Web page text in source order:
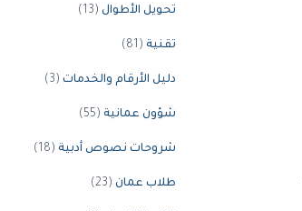
تحويل الأطوال (13)
تقنية (81)
دليل الأرقام والخدمات (3)
شؤون عمانية (55)
شروحات نصوص أدبية (18)
طلاب عمان (23)